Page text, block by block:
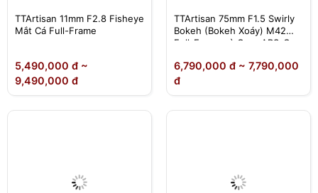
TTArtisan 11mm F2.8 Fisheye
Mắt Cá Full-Frame
5,490,000 đ ~
9,490,000 đ
TTArtisan 75mm F1.5 Swirly
Bokeh (Bokeh Xoáy) M42
Full-Frame và Crop APS-C
6,790,000 đ ~ 7,790,000
đ